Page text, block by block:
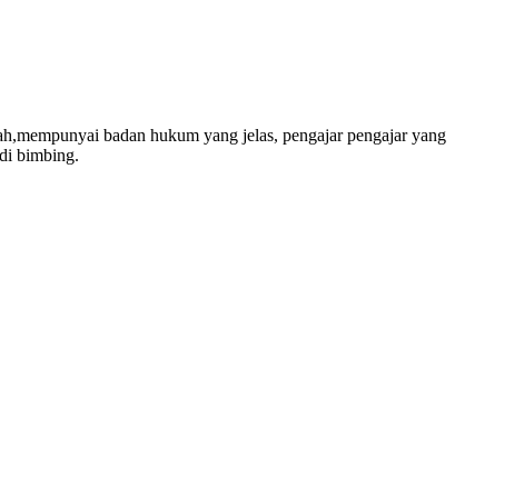
badan hukum yang jelas, pengajar pengajar yang
bimbing.